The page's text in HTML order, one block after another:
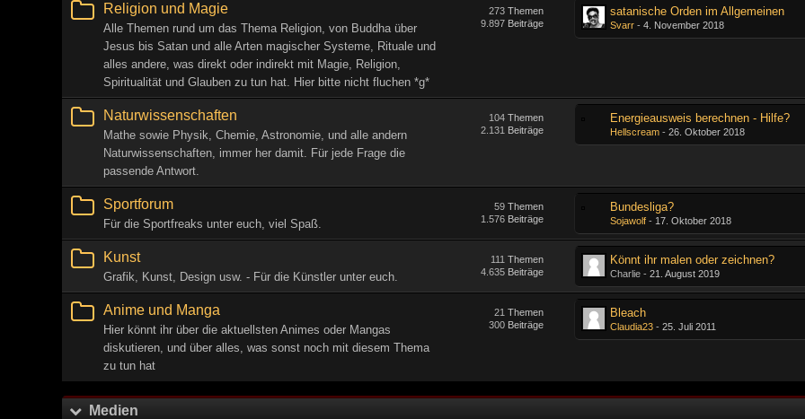
Religion und Magie
Alle Themen rund um das Thema Religion, von Buddha über
Jesus bis Satan und alle Arten magischer Systeme, Rituale und
alles andere, was direkt oder indirekt mit Magie, Religion,
Spiritualität und Glauben zu tun hat. Hier bitte nicht fluchen *g*
Themen
273
Beiträge
9.897
satanische Orden im Allgemeinen
Svarr -4. November 2018
Naturwissenschaften
Mathe sowie Physik, Chemie, Astronomie, und alle andern
Naturwissenschaften, immer her damit. Für jede Frage die
passende Antwort.
Themen
104
Beiträge
2.131
Energieausweis berechnen - Hilfe?
Hellscream -26. Oktober 2018
Sportforum
Für die Sportfreaks unter euch, viel Spaß.
Themen
59
Beiträge
1.576
Bundesliga?
Sojawolf - 17. Oktober 2018
Kunst
Grafik, Kunst, Design usw. - Für die Künstler unter euch.
Themen
111
Beiträge
4.635
Könnt ihr malen oder zeichnen?
Charlie -21. August 2019
Anime und Manga
Hier könnt ihr über die aktuellsten Animes oder Mangas
diskutieren, und über alles, was sonst noch mit diesem Thema
zu tun hat
Themen
21
Beiträge
300
Bleach
Claudia23 -25. Juli 2011
Medien